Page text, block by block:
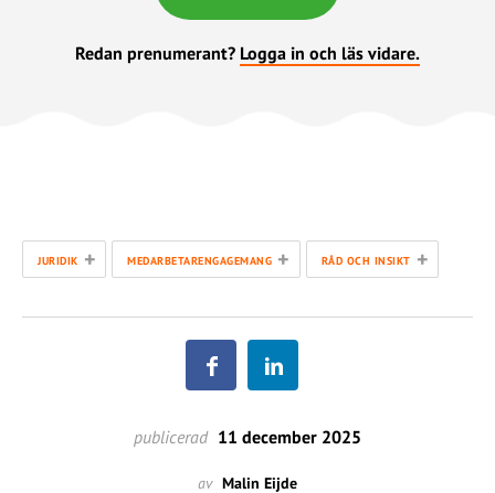
Redan prenumerant? Logga in och läs vidare.
JURIDIK + MEDARBETARENGAGEMANG + RÅD OCH INSIKT +
publicerad 11 december 2025
av Malin Eijde